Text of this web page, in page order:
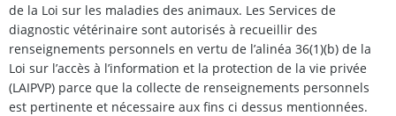
de la Loi sur les maladies des animaux. Les Services de
diagnostic vétérinaire sont autorisés à recueillir des
renseignements personnels en vertu de l’alinéa 36(1)(b) de la
Loi sur l’accès à l’information et la protection de la vie privée
(LAIPVP) parce que la collecte de renseignements personnels
est pertinente et nécessaire aux fins ci dessus mentionnées.